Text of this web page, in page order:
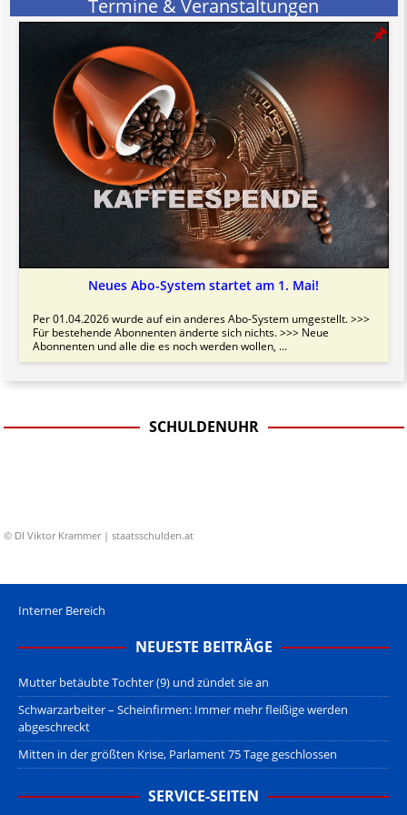
Termine & Veranstaltungen
Neues Abo-System startet am 1. Mai!
Per 01.04.2026 wurde auf ein anderes Abo-System umgestellt. >>>
Für bestehende Abonnenten änderte sich nichts. >>> Neue
Abonnenten und alle die es noch werden wollen, ...
SCHULDENUHR
© DI Viktor Krammer | staatsschulden.at
Interner Bereich
NEUESTE BEITRÄGE
Mutter betäubte Tochter (9) und zündet sie an
Schwarzarbeiter – Scheinfirmen: Immer mehr fleißige werden
abgeschreckt
Mitten in der größten Krise, Parlament 75 Tage geschlossen
SERVICE-SEITEN